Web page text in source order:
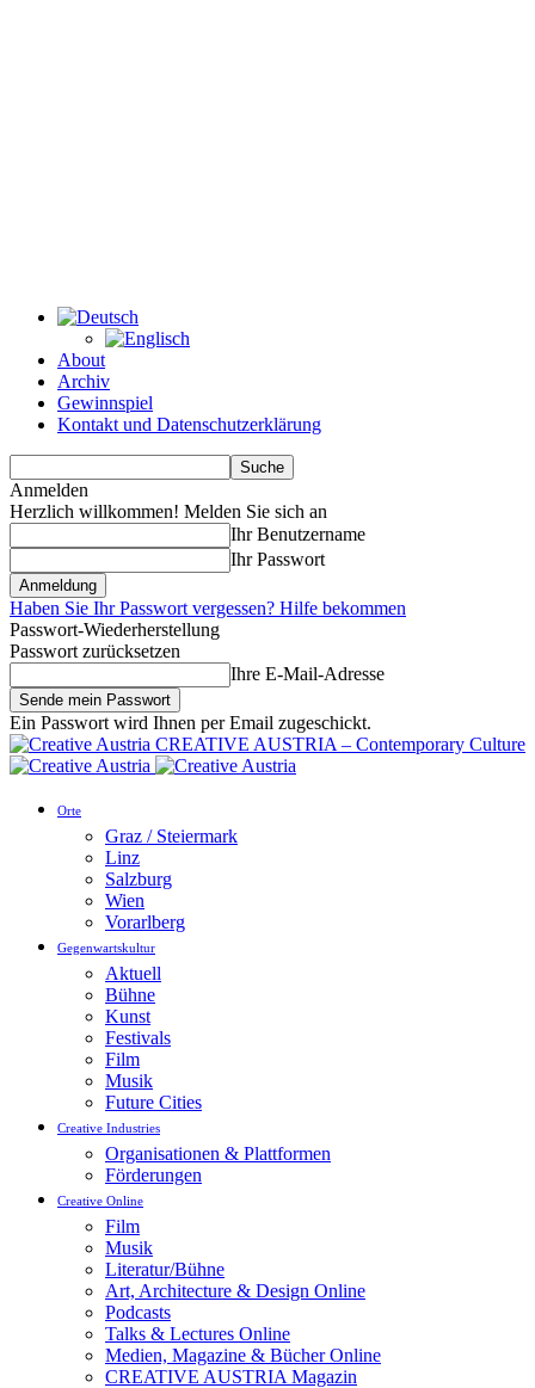
About
Archiv
Gewinnspiel
Kontakt und Datenschutzerklärung
Anmelden
Herzlich willkommen! Melden Sie sich an
Ihr Benutzername
Ihr Passwort
Haben Sie Ihr Passwort vergessen? Hilfe bekommen
Passwort-Wiederherstellung
Passwort zurücksetzen
Ihre E-Mail-Adresse
Ein Passwort wird Ihnen per Email zugeschickt.
CREATIVE AUSTRIA – Contemporary Culture
Orte
Graz / Steiermark
Linz
Salzburg
Wien
Vorarlberg
Gegenwartskultur
Aktuell
Bühne
Kunst
Festivals
Film
Musik
Future Cities
Creative Industries
Organisationen & Plattformen
Förderungen
Creative Online
Film
Musik
Literatur/Bühne
Art, Architecture & Design Online
Podcasts
Talks & Lectures Online
Medien, Magazine & Bücher Online
CREATIVE AUSTRIA Magazin